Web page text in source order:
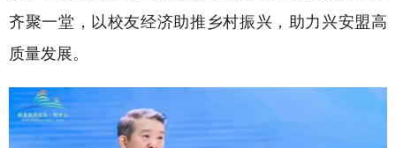
齐聚一堂，以校友经济助推乡村振兴，助力兴安盟高
质量发展。